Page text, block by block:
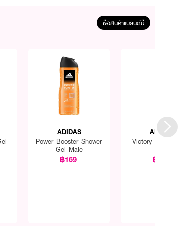
ซื้อสินค้าแบรนด์นี้
ADIDAS
Power Booster Shower
Gel Male
฿169
ADIDAS
Victory League EDT
฿790